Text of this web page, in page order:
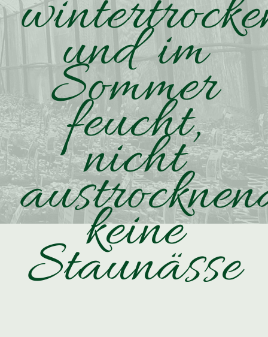
und im
Sommer
feucht,
nicht
keine
Staunässe